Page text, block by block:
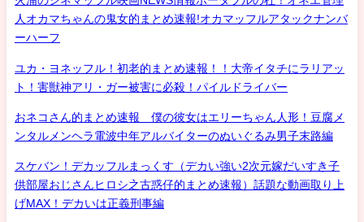
人オカマちゃんの鬼女的まとめ速報!オカマッフルアタックナンバ
ーハーフ
ユカ・ヨネッフル！初老的まとめ速報！！大帝イタチにラリアッ
ト！害獣神アリ・ガー被害に必殺！パイルドライバー
おネコさん的まとめ速報 僕の彼女はエリーちゃん人形！豆腐メ
ンタルメンヘラ電波中年アルバイターのぬいぐるみ男子末路編
スケバン！デカッフルまっくす（デカい強い2次元嫁だいすき子
供部屋おじさんヒロシ之古惑仔的まとめ速報）話題な動画取り上
げMAX！デカいは正義刑事編